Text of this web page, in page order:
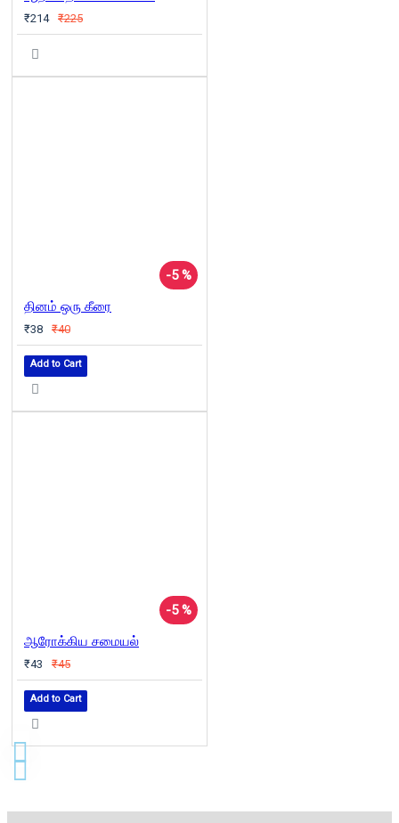
₹214 ₹225
-5 %
தினம் ஒரு கீரை
₹38 ₹40
Add to Cart
-5 %
ஆரோக்கிய சமையல்
₹43 ₹45
Add to Cart